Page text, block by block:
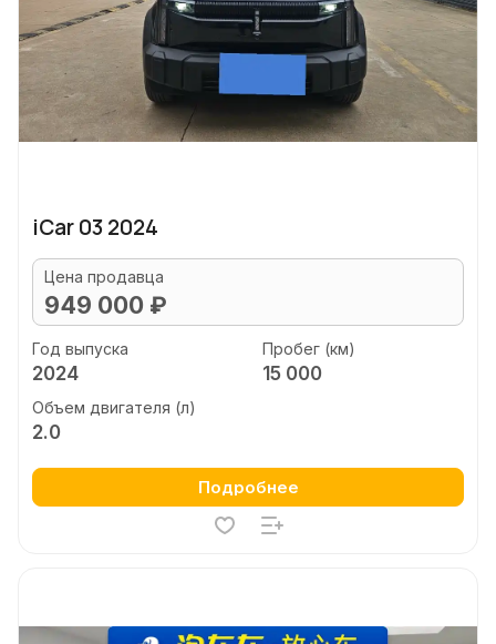
iCar 03 2024
Цена продавца
949 000 ₽
Год выпуска
2024
Пробег (км)
15 000
Объем двигателя (л)
2.0
Подробнее